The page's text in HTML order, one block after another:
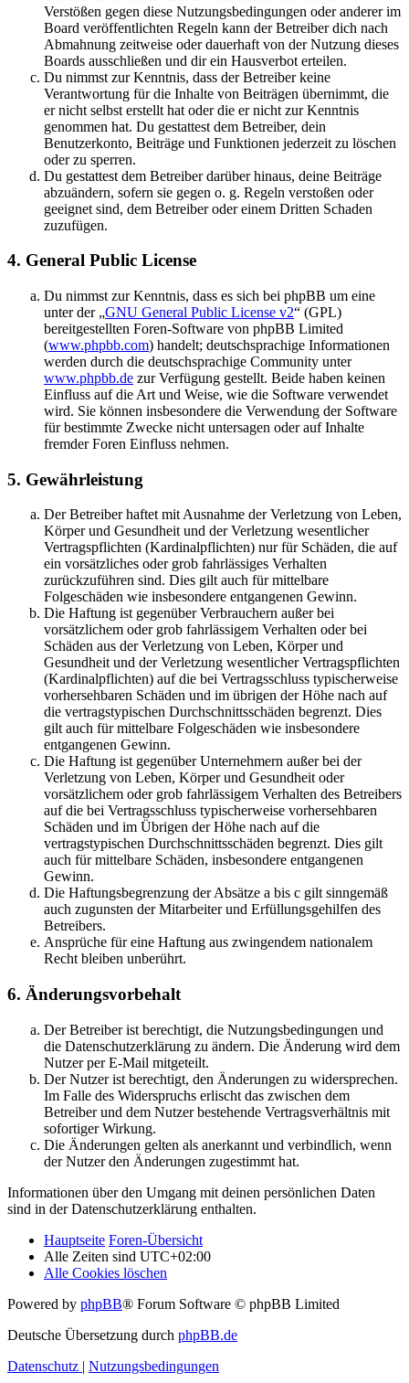
Verstößen gegen diese Nutzungsbedingungen oder anderer im
Board veröffentlichten Regeln kann der Betreiber dich nach
Abmahnung zeitweise oder dauerhaft von der Nutzung dieses
Boards ausschließen und dir ein Hausverbot erteilen.
Du nimmst zur Kenntnis, dass der Betreiber keine
Verantwortung für die Inhalte von Beiträgen übernimmt, die
er nicht selbst erstellt hat oder die er nicht zur Kenntnis
genommen hat. Du gestattest dem Betreiber, dein
Benutzerkonto, Beiträge und Funktionen jederzeit zu löschen
oder zu sperren.
Du gestattest dem Betreiber darüber hinaus, deine Beiträge
abzuändern, sofern sie gegen o. g. Regeln verstoßen oder
geeignet sind, dem Betreiber oder einem Dritten Schaden
zuzufügen.
4. General Public License
Du nimmst zur Kenntnis, dass es sich bei phpBB um eine
unter der „GNU General Public License v2“ (GPL)
bereitgestellten Foren-Software von phpBB Limited
(www.phpbb.com) handelt; deutschsprachige Informationen
werden durch die deutschsprachige Community unter
www.phpbb.de zur Verfügung gestellt. Beide haben keinen
Einfluss auf die Art und Weise, wie die Software verwendet
wird. Sie können insbesondere die Verwendung der Software
für bestimmte Zwecke nicht untersagen oder auf Inhalte
fremder Foren Einfluss nehmen.
5. Gewährleistung
Der Betreiber haftet mit Ausnahme der Verletzung von Leben,
Körper und Gesundheit und der Verletzung wesentlicher
Vertragspflichten (Kardinalpflichten) nur für Schäden, die auf
ein vorsätzliches oder grob fahrlässiges Verhalten
zurückzuführen sind. Dies gilt auch für mittelbare
Folgeschäden wie insbesondere entgangenen Gewinn.
Die Haftung ist gegenüber Verbrauchern außer bei
vorsätzlichem oder grob fahrlässigem Verhalten oder bei
Schäden aus der Verletzung von Leben, Körper und
Gesundheit und der Verletzung wesentlicher Vertragspflichten
(Kardinalpflichten) auf die bei Vertragsschluss typischerweise
vorhersehbaren Schäden und im übrigen der Höhe nach auf
die vertragstypischen Durchschnittsschäden begrenzt. Dies
gilt auch für mittelbare Folgeschäden wie insbesondere
entgangenen Gewinn.
Die Haftung ist gegenüber Unternehmern außer bei der
Verletzung von Leben, Körper und Gesundheit oder
vorsätzlichem oder grob fahrlässigem Verhalten des Betreibers
auf die bei Vertragsschluss typischerweise vorhersehbaren
Schäden und im Übrigen der Höhe nach auf die
vertragstypischen Durchschnittsschäden begrenzt. Dies gilt
auch für mittelbare Schäden, insbesondere entgangenen
Gewinn.
Die Haftungsbegrenzung der Absätze a bis c gilt sinngemäß
auch zugunsten der Mitarbeiter und Erfüllungsgehilfen des
Betreibers.
Ansprüche für eine Haftung aus zwingendem nationalem
Recht bleiben unberührt.
6. Änderungsvorbehalt
Der Betreiber ist berechtigt, die Nutzungsbedingungen und
die Datenschutzerklärung zu ändern. Die Änderung wird dem
Nutzer per E-Mail mitgeteilt.
Der Nutzer ist berechtigt, den Änderungen zu widersprechen.
Im Falle des Widerspruchs erlischt das zwischen dem
Betreiber und dem Nutzer bestehende Vertragsverhältnis mit
sofortiger Wirkung.
Die Änderungen gelten als anerkannt und verbindlich, wenn
der Nutzer den Änderungen zugestimmt hat.
Informationen über den Umgang mit deinen persönlichen Daten
sind in der Datenschutzerklärung enthalten.
Hauptseite Foren-Übersicht
Alle Zeiten sind UTC+02:00
Alle Cookies löschen
Powered by phpBB® Forum Software © phpBB Limited
Deutsche Übersetzung durch phpBB.de
Datenschutz | Nutzungsbedingungen